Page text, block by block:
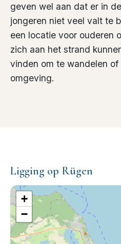
geven wel aan dat er in
jongeren niet veel valt te
een locatie voor ouderen
zich aan het strand
vinden om te wandelen
omgeving.
Ligging op Rügen
+
−